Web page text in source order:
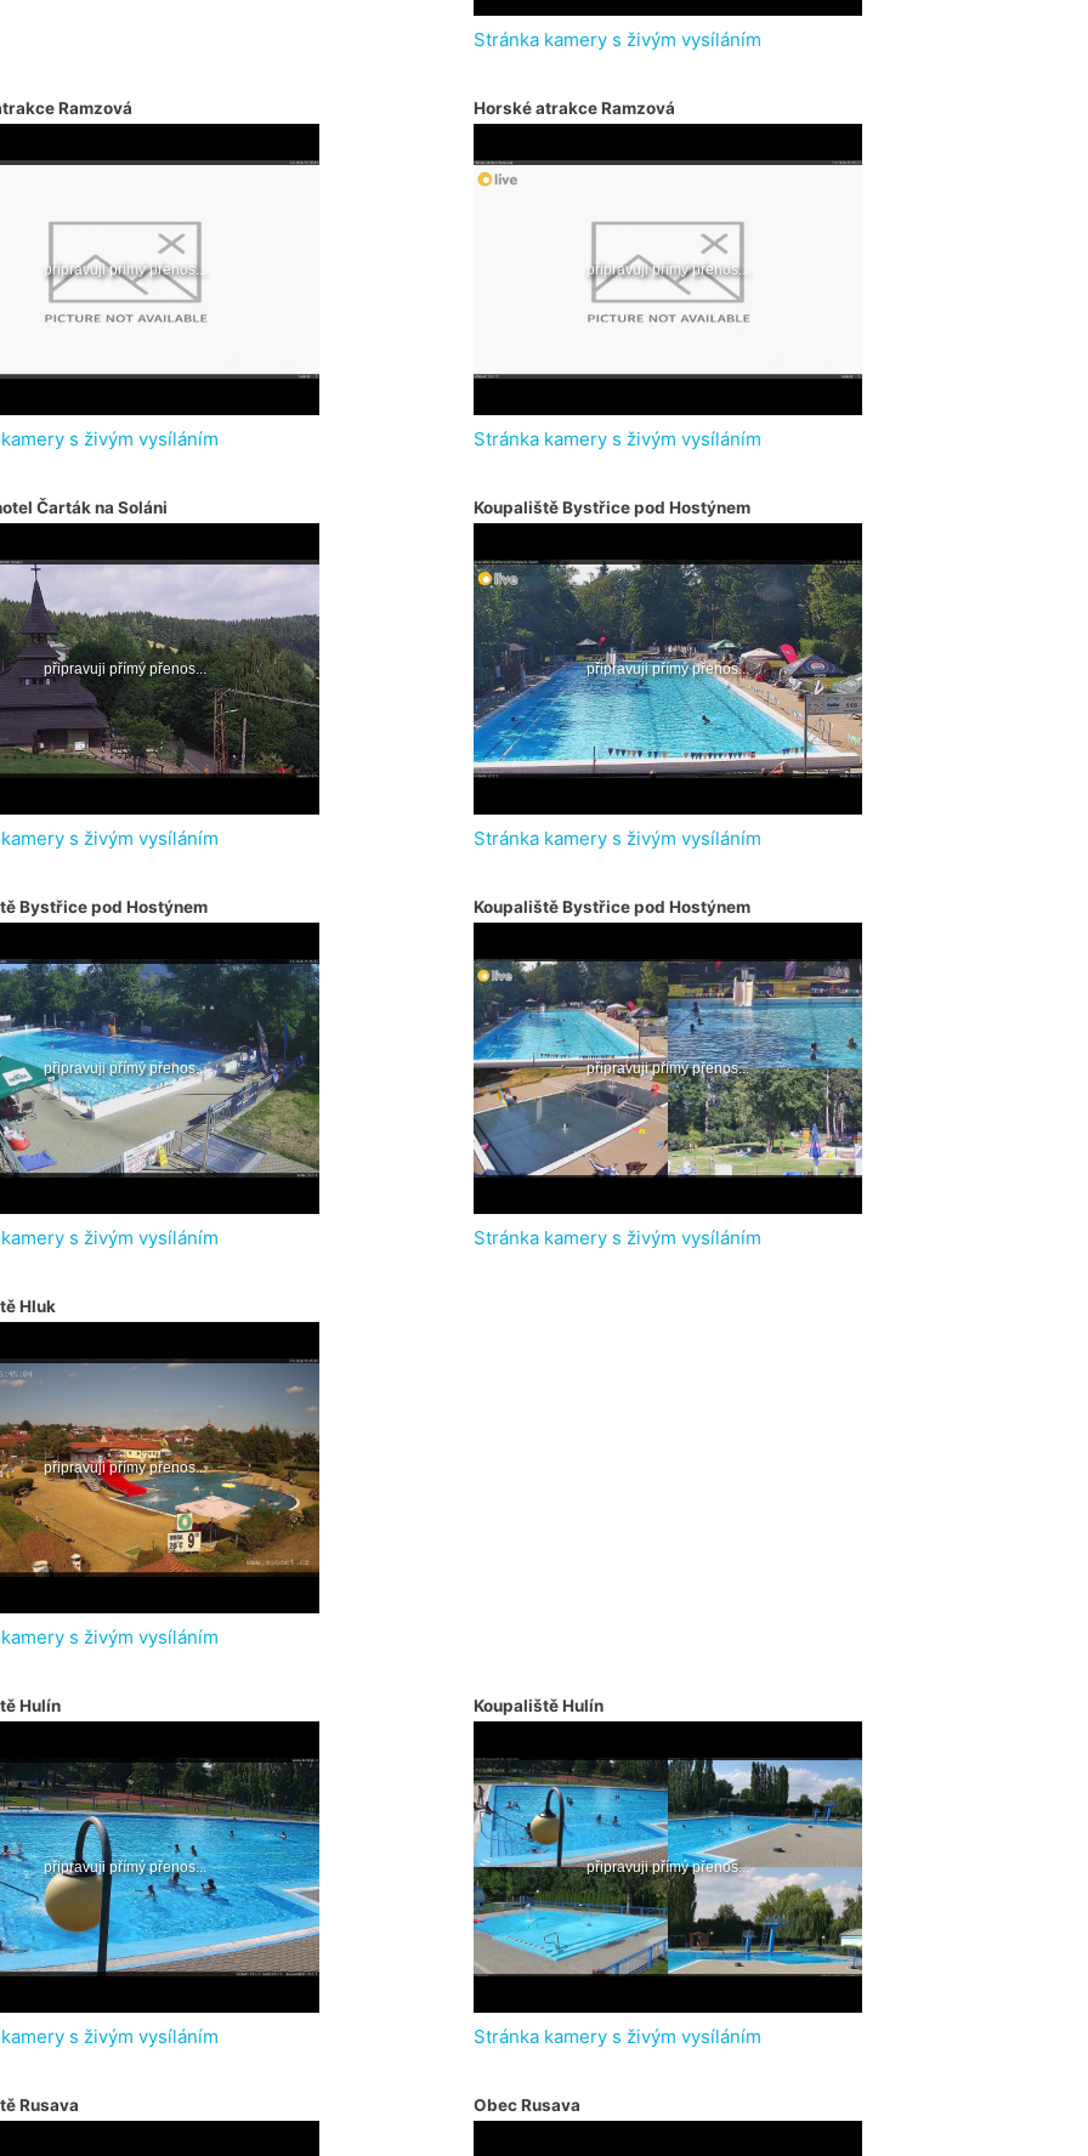
Stránka kamery s živým vysíláním
Ramzová
s živým vysíláním
Horské atrakce Ramzová
Stránka kamery s živým vysíláním
Čarták na Soláni
s živým vysíláním
Koupaliště Bystřice pod Hostýnem
Stránka kamery s živým vysíláním
Bystřice pod Hostýnem
s živým vysíláním
Koupaliště Bystřice pod Hostýnem
Stránka kamery s živým vysíláním
Hluk
s živým vysíláním
Hulín
s živým vysíláním
Koupaliště Hulín
Stránka kamery s živým vysíláním
Rusava Obec Rusava